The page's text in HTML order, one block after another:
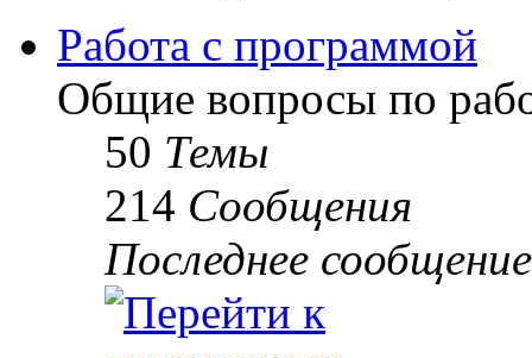
Работа с программой
Общие вопросы по
50 Темы
214 Сообщения
Последнее сообщение